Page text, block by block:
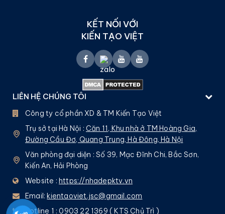
KẾT NỐI VỚI
KIẾN TẠO VIỆT
LIÊN HỆ CHÚNG TÔI
Công ty cổ phần XD & TM Kiến Tạo Việt
Trụ sở tại Hà Nội : Căn 11, Khu nhà ở TM Hoàng Gia,
Đường Cầu Đơ, Quang Trung, Hà Đông, Hà Nội
Văn phòng đại diện : Số 39, Mạc Đĩnh Chi, Bắc Sơn,
Kiến An, Hải Phòng
Website : https://nhadepktv.vn
Email:kientaoviet.jsc@gmail.com
Hotline 1 : 0903 22 1369 ( KTS Chủ Trì )